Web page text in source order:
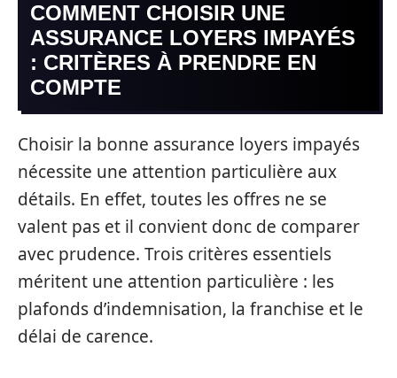
COMMENT CHOISIR UNE
ASSURANCE LOYERS IMPAYÉS
: CRITÈRES À PRENDRE EN
COMPTE
Choisir la bonne assurance loyers impayés
nécessite une attention particulière aux
détails. En effet, toutes les offres ne se
valent pas et il convient donc de comparer
avec prudence. Trois critères essentiels
méritent une attention particulière : les
plafonds d’indemnisation, la franchise et le
délai de carence.